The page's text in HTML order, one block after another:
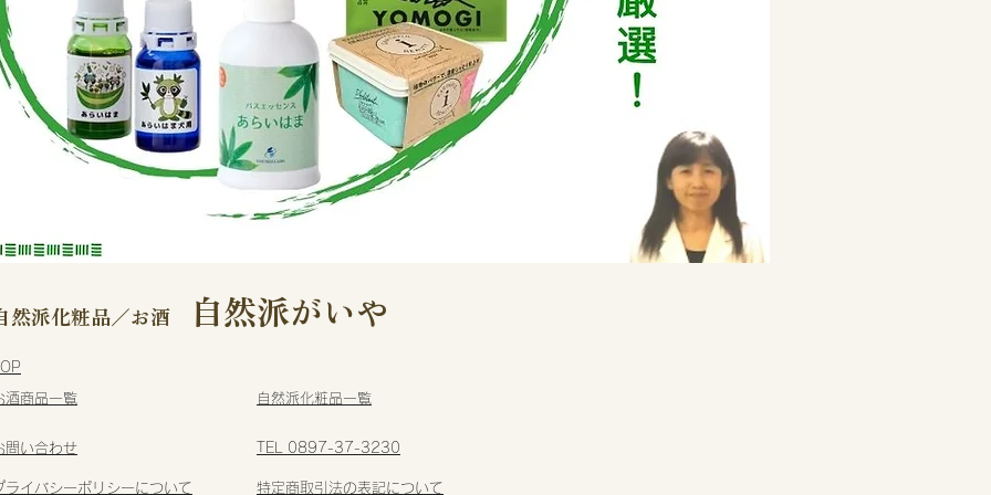
然派化粧品／お酒 自然派がいや
酒商品一覧 ​自然派化粧品一覧
問い合わせ TEL 0897-37-3230
ライバシーポリシーについて 特定商取引法の表記について